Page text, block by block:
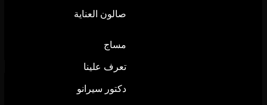
صالون العناية
مساج
تعرف علينا
دكتور سيرانو